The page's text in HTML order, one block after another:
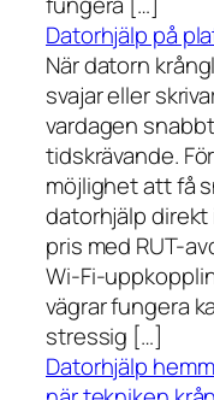
Datorhjälp på
När datorn
svajar eller
vardagen
tidskrävande.
möjlighet att få
datorhjälp
pris med RUT-
Wi-Fi-
vägrar fungera
stressig […]
Datorhjälp